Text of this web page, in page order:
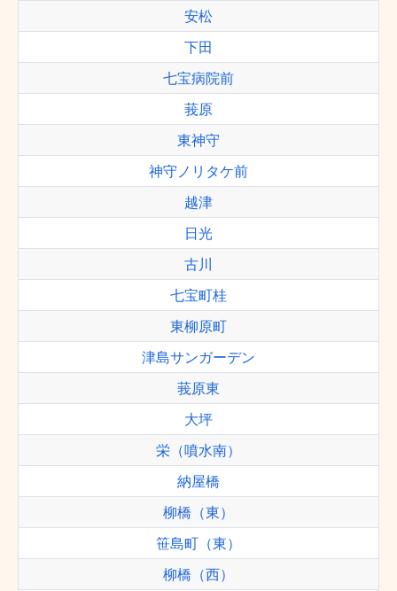
安松
下田
七宝病院前
莪原
東神守
神守ノリタケ前
越津
日光
古川
七宝町桂
東柳原町
津島サンガーデン
莪原東
大坪
栄（噴水南）
納屋橋
柳橋（東）
笹島町（東）
柳橋（西）